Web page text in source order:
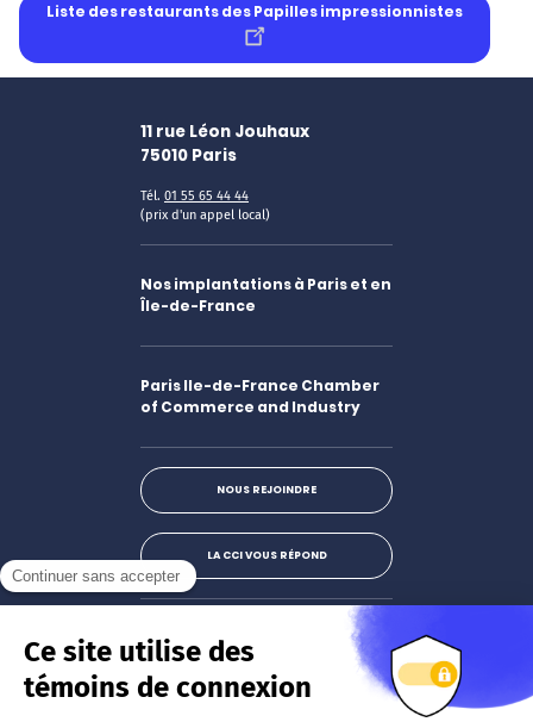
Liste des restaurants des Papilles impressionnistes
11 rue Léon Jouhaux
75010 Paris
Tél. 01 55 65 44 44
(prix d'un appel local)
Nos implantations à Paris et en
Île-de-France
Paris Ile-de-France Chamber
of Commerce and Industry
NOUS REJOINDRE
LA CCI VOUS RÉPOND
Instagram
S'abonner à la newsletter